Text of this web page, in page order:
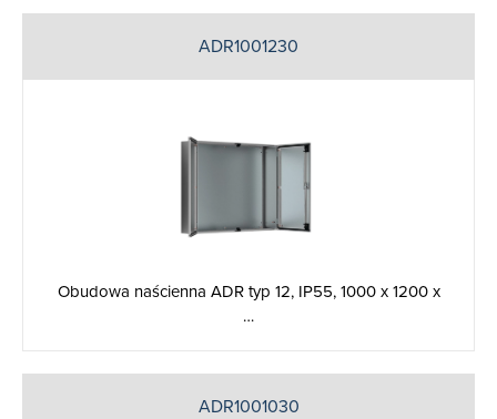
ADR1001230
Obudowa naścienna ADR typ 12, IP55, 1000 x 1200 x
…
ADR1001030